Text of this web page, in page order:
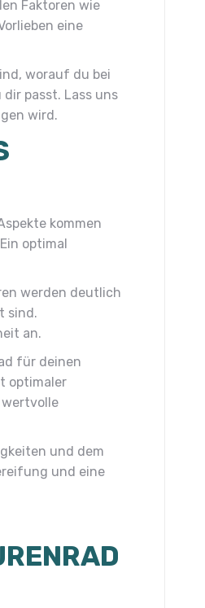
Faktoren wie
eine
worauf du bei
passt. Lass uns
wird.
kommen
optimal
werden deutlich
sind.
an.
für deinen
optimaler
und dem
und eine